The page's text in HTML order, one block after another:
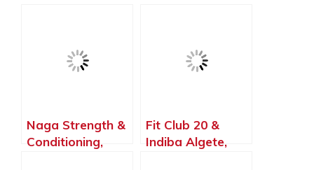
Naga Strength &
Conditioning,
Fit Club 20 &
Indiba Algete,